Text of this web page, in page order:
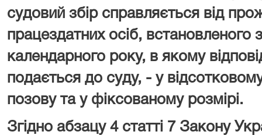
судовий збір справляється від
працездатних осіб, встановленого
календарного року, в якому
подається до суду, - у
позову та у фіксованому розмірі.
Згідно абзацу 4 статті 7 Закону